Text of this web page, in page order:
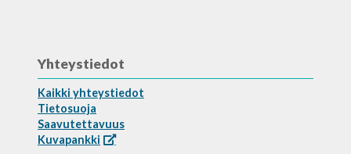
Yhteystiedot
Kaikki yhteystiedot
Tietosuoja
Saavutettavuus
Kuvapankki